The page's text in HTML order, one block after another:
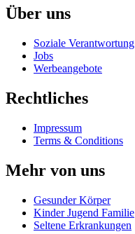
Über uns
Soziale Verantwortung
Jobs
Werbeangebote
Rechtliches
Impressum
Terms & Conditions
Mehr von uns
Gesunder Körper
Kinder Jugend Familie
Seltene Erkrankungen